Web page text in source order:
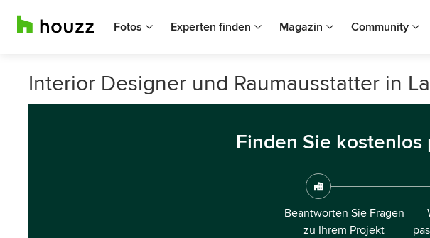
Fotos Experten finden Magazin Community
Interior Designer und Raumausstatter in
Finden Sie
Beantworten Sie Fragen
zu Ihrem Projekt